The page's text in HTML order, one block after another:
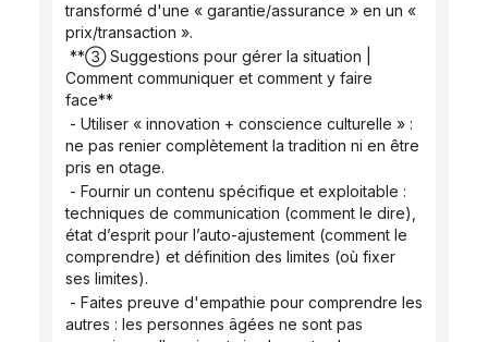
transformé d'une « garantie/assurance » en un «
prix/transaction ».
Comment communiquer et comment y faire
face**
ne pas renier complètement la tradition ni en être
pris en otage.
techniques de communication (comment le dire),
état d’esprit pour l’auto-ajustement (comment le
comprendre) et définition des limites (où fixer
ses limites).
autres : les personnes âgées ne sont pas